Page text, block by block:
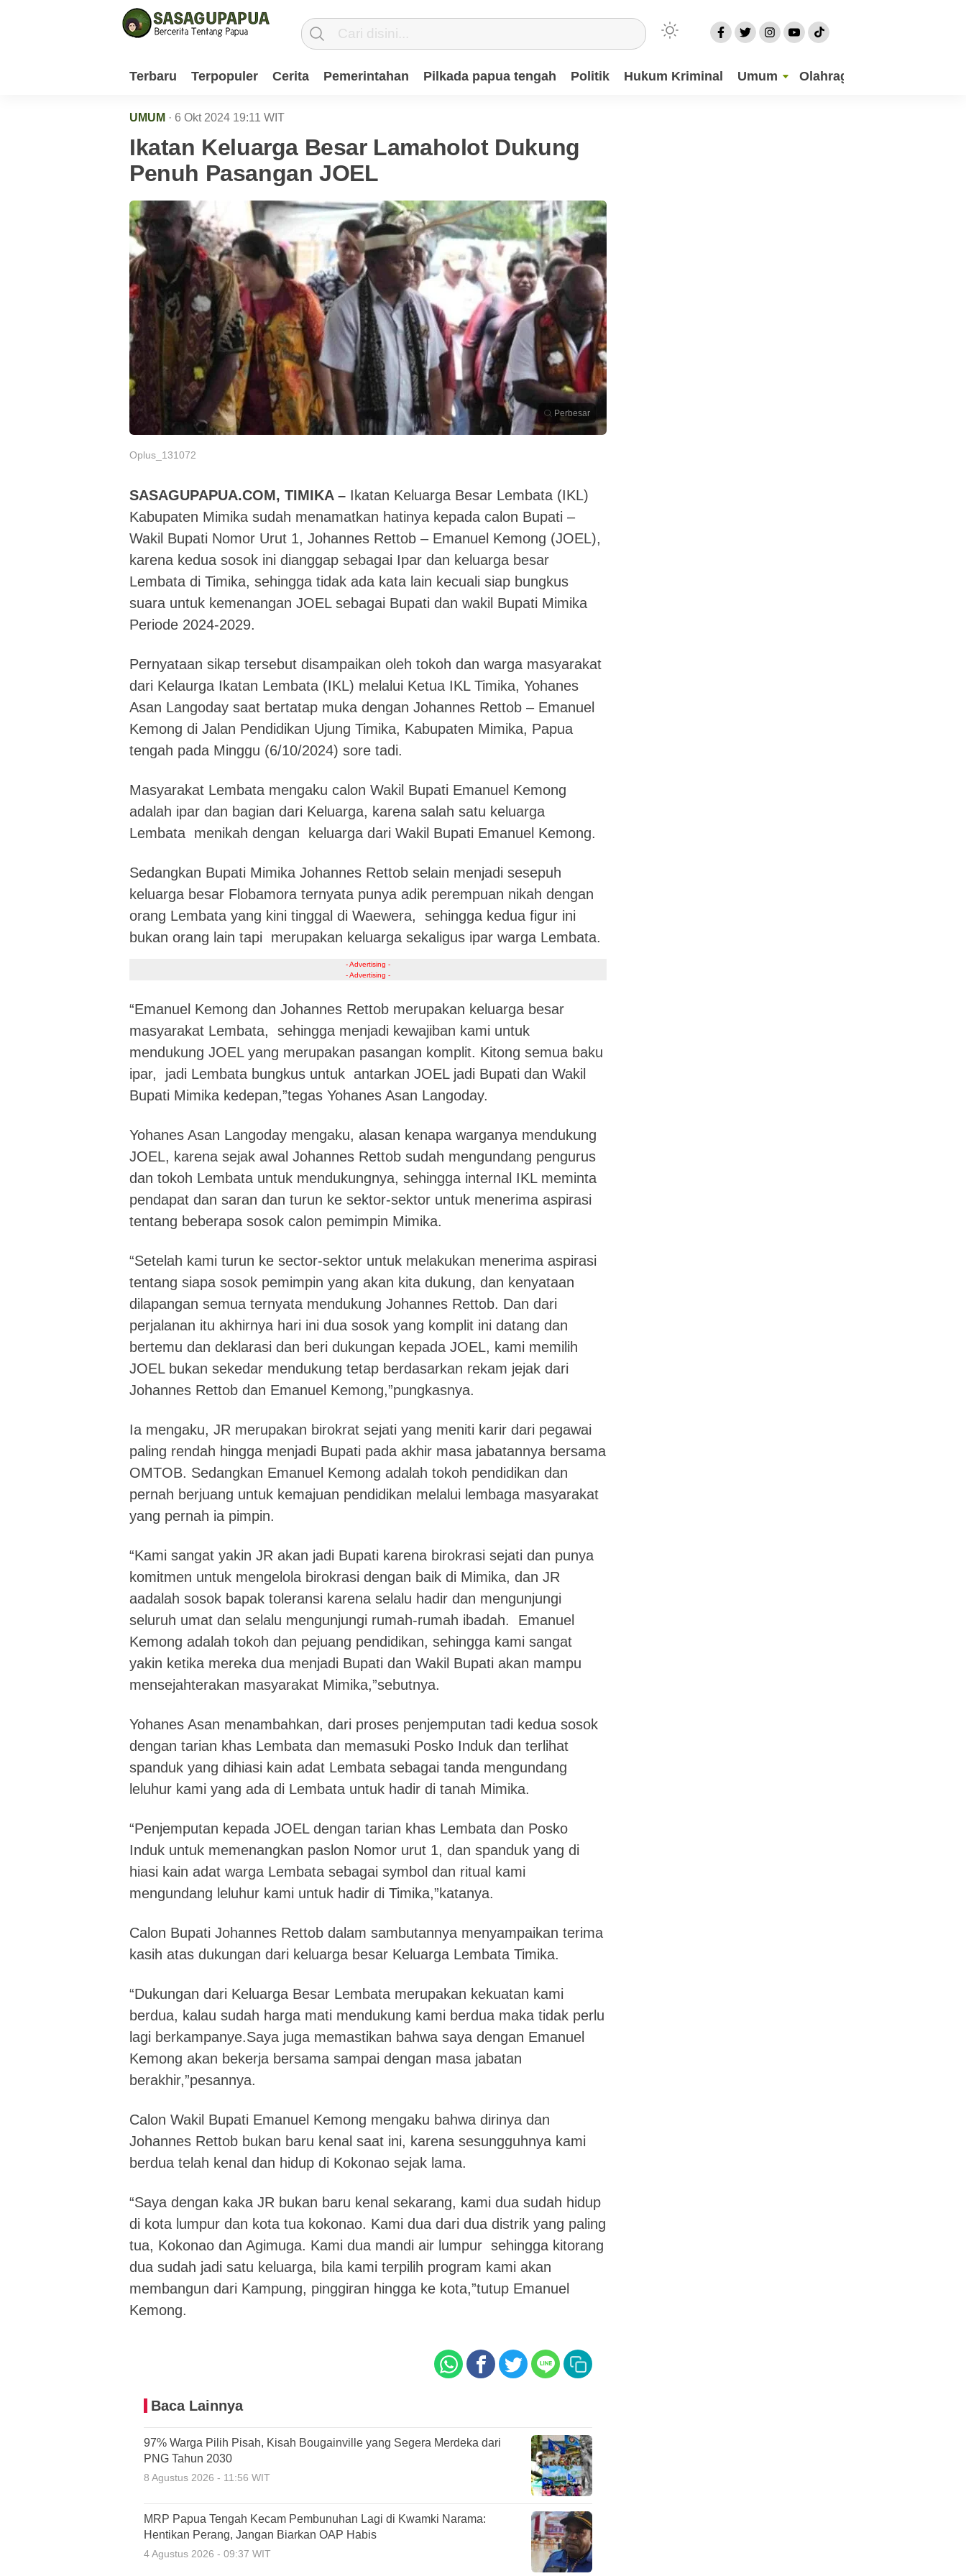
Terbaru Terpopuler Cerita Pemerintahan Pilkada papua tengah Politik Hukum Kriminal Umum Olahraga
UMUM · 6 Okt 2024 19:11 WIT
Ikatan Keluarga Besar Lamaholot Dukung
Penuh Pasangan JOEL
Perbesar
Oplus_131072
SASAGUPAPUA.COM, TIMIKA – Ikatan Keluarga Besar Lembata (IKL)
Kabupaten Mimika sudah menamatkan hatinya kepada calon Bupati –
Wakil Bupati Nomor Urut 1, Johannes Rettob – Emanuel Kemong (JOEL),
karena kedua sosok ini dianggap sebagai Ipar dan keluarga besar
Lembata di Timika, sehingga tidak ada kata lain kecuali siap bungkus
suara untuk kemenangan JOEL sebagai Bupati dan wakil Bupati Mimika
Periode 2024-2029.
Pernyataan sikap tersebut disampaikan oleh tokoh dan warga masyarakat
dari Kelaurga Ikatan Lembata (IKL) melalui Ketua IKL Timika, Yohanes
Asan Langoday saat bertatap muka dengan Johannes Rettob – Emanuel
Kemong di Jalan Pendidikan Ujung Timika, Kabupaten Mimika, Papua
tengah pada Minggu (6/10/2024) sore tadi.
Masyarakat Lembata mengaku calon Wakil Bupati Emanuel Kemong
adalah ipar dan bagian dari Keluarga, karena salah satu keluarga
Lembata menikah dengan keluarga dari Wakil Bupati Emanuel Kemong.
Sedangkan Bupati Mimika Johannes Rettob selain menjadi sesepuh
keluarga besar Flobamora ternyata punya adik perempuan nikah dengan
orang Lembata yang kini tinggal di Waewera, sehingga kedua figur ini
bukan orang lain tapi merupakan keluarga sekaligus ipar warga Lembata.
- Advertising -
- Advertising -
“Emanuel Kemong dan Johannes Rettob merupakan keluarga besar
masyarakat Lembata, sehingga menjadi kewajiban kami untuk
mendukung JOEL yang merupakan pasangan komplit. Kitong semua baku
ipar, jadi Lembata bungkus untuk antarkan JOEL jadi Bupati dan Wakil
Bupati Mimika kedepan,”tegas Yohanes Asan Langoday.
Yohanes Asan Langoday mengaku, alasan kenapa warganya mendukung
JOEL, karena sejak awal Johannes Rettob sudah mengundang pengurus
dan tokoh Lembata untuk mendukungnya, sehingga internal IKL meminta
pendapat dan saran dan turun ke sektor-sektor untuk menerima aspirasi
tentang beberapa sosok calon pemimpin Mimika.
“Setelah kami turun ke sector-sektor untuk melakukan menerima aspirasi
tentang siapa sosok pemimpin yang akan kita dukung, dan kenyataan
dilapangan semua ternyata mendukung Johannes Rettob. Dan dari
perjalanan itu akhirnya hari ini dua sosok yang komplit ini datang dan
bertemu dan deklarasi dan beri dukungan kepada JOEL, kami memilih
JOEL bukan sekedar mendukung tetap berdasarkan rekam jejak dari
Johannes Rettob dan Emanuel Kemong,”pungkasnya.
Ia mengaku, JR merupakan birokrat sejati yang meniti karir dari pegawai
paling rendah hingga menjadi Bupati pada akhir masa jabatannya bersama
OMTOB. Sedangkan Emanuel Kemong adalah tokoh pendidikan dan
pernah berjuang untuk kemajuan pendidikan melalui lembaga masyarakat
yang pernah ia pimpin.
“Kami sangat yakin JR akan jadi Bupati karena birokrasi sejati dan punya
komitmen untuk mengelola birokrasi dengan baik di Mimika, dan JR
aadalah sosok bapak toleransi karena selalu hadir dan mengunjungi
seluruh umat dan selalu mengunjungi rumah-rumah ibadah. Emanuel
Kemong adalah tokoh dan pejuang pendidikan, sehingga kami sangat
yakin ketika mereka dua menjadi Bupati dan Wakil Bupati akan mampu
mensejahterakan masyarakat Mimika,”sebutnya.
Yohanes Asan menambahkan, dari proses penjemputan tadi kedua sosok
dengan tarian khas Lembata dan memasuki Posko Induk dan terlihat
spanduk yang dihiasi kain adat Lembata sebagai tanda mengundang
leluhur kami yang ada di Lembata untuk hadir di tanah Mimika.
“Penjemputan kepada JOEL dengan tarian khas Lembata dan Posko
Induk untuk memenangkan paslon Nomor urut 1, dan spanduk yang di
hiasi kain adat warga Lembata sebagai symbol dan ritual kami
mengundang leluhur kami untuk hadir di Timika,”katanya.
Calon Bupati Johannes Rettob dalam sambutannya menyampaikan terima
kasih atas dukungan dari keluarga besar Keluarga Lembata Timika.
“Dukungan dari Keluarga Besar Lembata merupakan kekuatan kami
berdua, kalau sudah harga mati mendukung kami berdua maka tidak perlu
lagi berkampanye.Saya juga memastikan bahwa saya dengan Emanuel
Kemong akan bekerja bersama sampai dengan masa jabatan
berakhir,”pesannya.
Calon Wakil Bupati Emanuel Kemong mengaku bahwa dirinya dan
Johannes Rettob bukan baru kenal saat ini, karena sesungguhnya kami
berdua telah kenal dan hidup di Kokonao sejak lama.
“Saya dengan kaka JR bukan baru kenal sekarang, kami dua sudah hidup
di kota lumpur dan kota tua kokonao. Kami dua dari dua distrik yang paling
tua, Kokonao dan Agimuga. Kami dua mandi air lumpur sehingga kitorang
dua sudah jadi satu keluarga, bila kami terpilih program kami akan
membangun dari Kampung, pinggiran hingga ke kota,”tutup Emanuel
Kemong.
Baca Lainnya
97% Warga Pilih Pisah, Kisah Bougainville yang Segera Merdeka dari
PNG Tahun 2030
8 Agustus 2026 - 11:56 WIT
MRP Papua Tengah Kecam Pembunuhan Lagi di Kwamki Narama:
Hentikan Perang, Jangan Biarkan OAP Habis
4 Agustus 2026 - 09:37 WIT